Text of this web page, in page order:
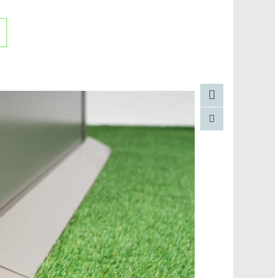
Facebook